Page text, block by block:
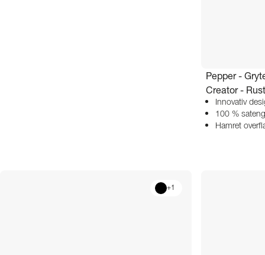
Pepper -
Creator -
Innovativ
100 %
Hamret
+1